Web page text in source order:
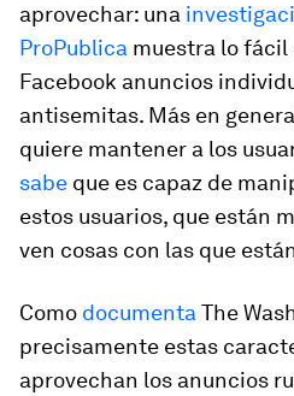
aprovechar: una
ProPublica muestra lo fácil
Facebook anuncios
antisemitas. Más en
quiere mantener a los
sabe que es capaz de
estos usuarios, que están
ven cosas con las que
Como documenta The
precisamente estas
aprovechan los anuncios